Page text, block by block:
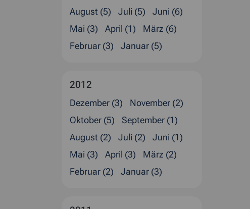
August (5)
Juli (5)
Juni (6)
Mai (3)
April (1)
März (6)
Februar (3)
Januar (5)
2012
Dezember (3)
November (2)
Oktober (5)
September (1)
August (2)
Juli (2)
Juni (1)
Mai (3)
April (3)
März (2)
Februar (2)
Januar (3)